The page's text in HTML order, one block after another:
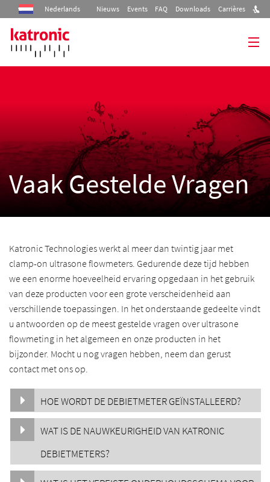
Nederlands Nieuws Events FAQ Downloads Carrières
Industrieën
Diensten
Vaak Gestelde Vragen
Katronic Technologies werkt al meer dan twintig jaar met
clamp-on ultrasone flowmeters. Gedurende deze tijd hebben
we een enorme hoeveelheid ervaring opgedaan in het gebruik
van deze producten voor een grote verscheidenheid aan
verschillende toepassingen. In het onderstaande gedeelte vindt
u antwoorden op de meest gestelde vragen over ultrasone
flowmeting in het algemeen en onze producten in het
bijzonder. Mocht u nog vragen hebben, neem dan gerust
contact met ons op.
HOE WORDT DE DEBIETMETER GEÏNSTALLEERD?
WAT IS DE NAUWKEURIGHEID VAN KATRONIC
DEBIETMETERS?